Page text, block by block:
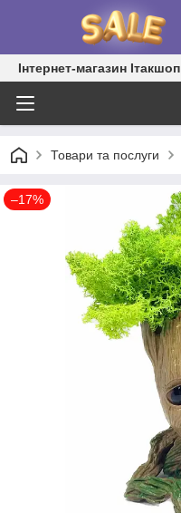
Інтернет-магазин Ітакшоп
Товари та послуги
–17%